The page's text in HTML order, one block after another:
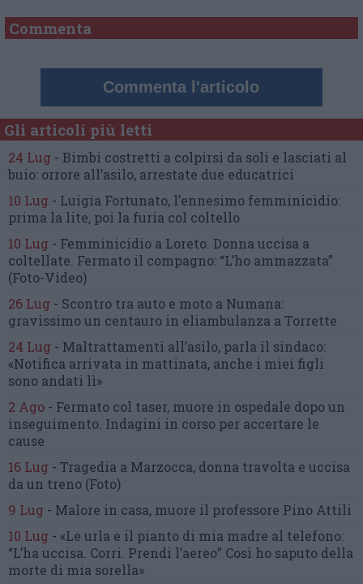
Commenta
Commenta l'articolo
Gli articoli più letti
24 Lug - Bimbi costretti a colpirsi da soli e lasciati al
buio: orrore all’asilo, arrestate due educatrici
10 Lug - Luigia Fortunato, l’ennesimo femminicidio:
prima la lite, poi la furia col coltello
10 Lug - Femminicidio a Loreto. Donna uccisa a
coltellate. Fermato il compagno: “L’ho ammazzata”
(Foto-Video)
26 Lug - Scontro tra auto e moto a Numana:
gravissimo un centauro in eliambulanza a Torrette
24 Lug - Maltrattamenti all’asilo, parla il sindaco:
«Notifica arrivata in mattinata, anche i miei figli
sono andati lì»
2 Ago - Fermato col taser, muore in ospedale dopo un
inseguimento. Indagini in corso per accertare le
cause
16 Lug - Tragedia a Marzocca, donna travolta e uccisa
da un treno (Foto)
9 Lug - Malore in casa, muore il professore Pino Attili
10 Lug - «Le urla e il pianto di mia madre al telefono:
“L’ha uccisa. Corri. Prendi l’aereo” Così ho saputo della
morte di mia sorella»